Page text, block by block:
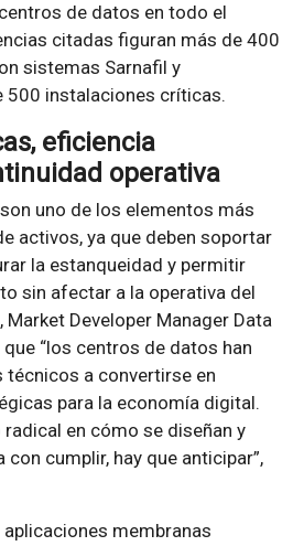
de datos en todo el
citadas figuran más de 400
sistemas Sarnafil y
500 instalaciones críticas.
eficiencia
operativa
uno de los elementos más
activos, ya que deben soportar
la estanqueidad y permitir
sin afectar a la operativa del
Developer Manager Data
que “los centros de datos han
a convertirse en
para la economía digital.
en cómo se diseñan y
cumplir, hay que anticipar”,
membranas